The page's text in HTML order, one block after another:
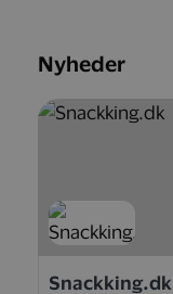
Nyheder
Snackking.dk